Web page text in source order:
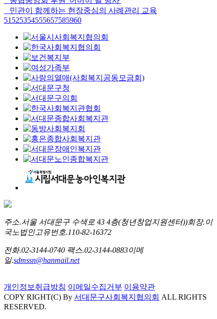
민관이 함께하는 현장중심의 사례관리 교육
51 525354555657585960
주소.서울 서대문구 수색로 43 4층(청년창업지원센터))회장.이
국노 법인고유번호.110-82-16372
전화.02-3144-0740 팩스.02-3144-0883이메
일.sdmssn@hanmail.net
개인정보취급방침 이메일수집거부 이용약관
COPY RIGHT(C) By 서대문구사회복지협의회 ALL RIGHTS
RESERVED.